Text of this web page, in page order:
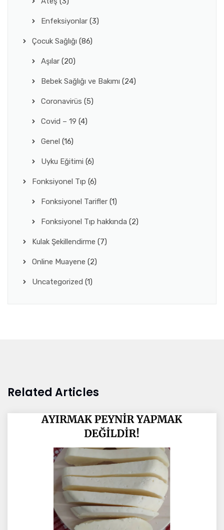
Enfeksiyonlar (3)
Çocuk Sağlığı (86)
Aşılar (20)
Bebek Sağlığı ve Bakımı (24)
Coronavirüs (5)
Covid – 19 (4)
Genel (16)
Uyku Eğitimi (6)
Fonksiyonel Tıp (6)
Fonksiyonel Tarifler (1)
Fonksiyonel Tıp hakkında (2)
Kulak Şekillendirme (7)
Online Muayene (2)
Uncategorized (1)
Related Articles